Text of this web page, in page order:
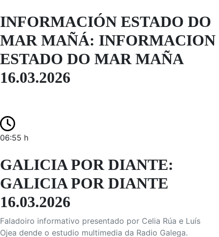
INFORMACIÓN ESTADO DO
MAR MAÑÁ: INFORMACION
ESTADO DO MAR MAÑA
16.03.2026
06:55 h
GALICIA POR DIANTE:
GALICIA POR DIANTE
16.03.2026
Faladoiro informativo presentado por Celia Rúa e Luís
Ojea dende o estudio multimedia da Radio Galega.